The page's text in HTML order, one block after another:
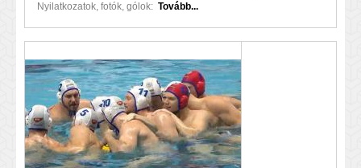
Nyilatkozatok, fotók, gólok: Tovább...